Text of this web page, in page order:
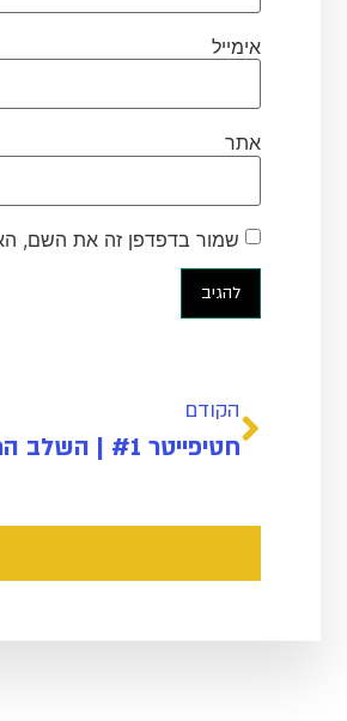
אימייל
אתר
שמור בדפדפן זה את השם,
הקודם
חטיפייטר #1 | השלב הראשון בשיווק